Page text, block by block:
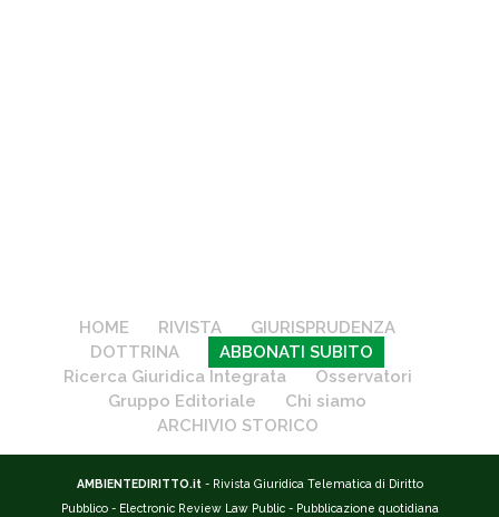
HOME RIVISTA
GIURISPRUDENZA
DOTTRINA
ABBONATI SUBITO
Ricerca Giuridica Integrata
Osservatori
Gruppo Editoriale
Chi siamo
ARCHIVIO STORICO
AMBIENTEDIRITTO.it - Rivista Giuridica Telematica di Diritto
Pubblico - Electronic Review Law Public - Pubblicazione quotidiana